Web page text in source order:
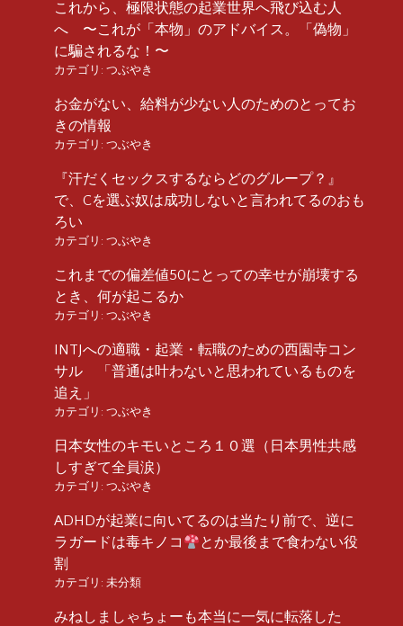
これから、極限状態の起業世界へ飛び込む人
へ 〜これが「本物」のアドバイス。「偽物」
に騙されるな！〜
カテゴリ: つぶやき
お金がない、給料が少ない人のためのとってお
きの情報
カテゴリ: つぶやき
『汗だくセックスするならどのグループ？』
で、Cを選ぶ奴は成功しないと言われてるのおも
ろい
カテゴリ: つぶやき
これまでの偏差値50にとっての幸せが崩壊する
とき、何が起こるか
カテゴリ: つぶやき
INTJへの適職・起業・転職のための西園寺コン
サル 「普通は叶わないと思われているものを
追え」
カテゴリ: つぶやき
日本女性のキモいところ１０選（日本男性共感
しすぎて全員涙）
カテゴリ: つぶやき
ADHDが起業に向いてるのは当たり前で、逆に
ラガードは毒キノコ
とか最後まで食わない役
割
カテゴリ: 未分類
みねしましゃちょーも本当に一気に転落した